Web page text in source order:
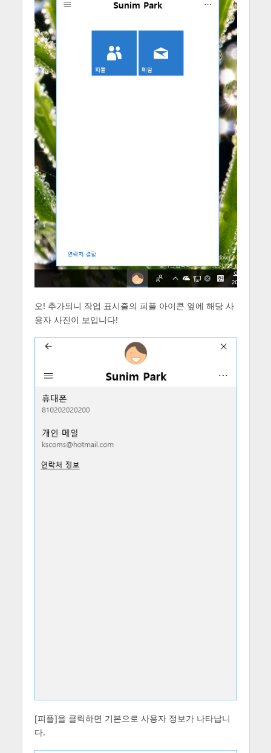
오! 추가되니 작업 표시줄의 피플 아이콘 옆에 해당 사
용자 사진이 보입니다!
[피플]을 클릭하면 기본으로 사용자 정보가 나타납니
다.